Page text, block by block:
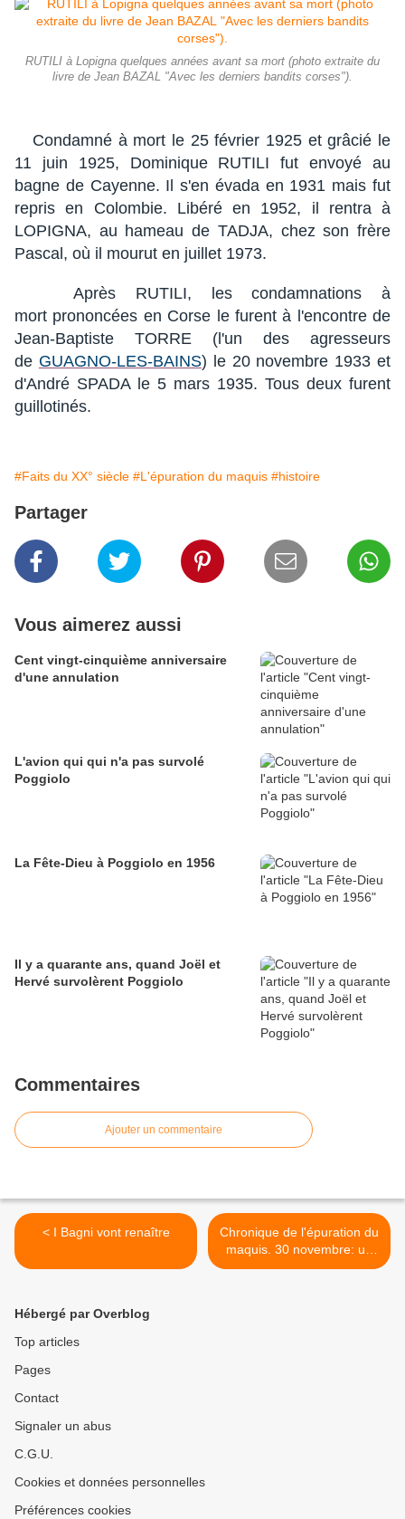
RUTILI à Lopigna quelques années avant sa mort (photo extraite du
livre de Jean BAZAL "Avec les derniers bandits corses").
Condamné à mort le 25 février 1925 et grâcié le
11 juin 1925, Dominique RUTILI fut envoyé au
bagne de Cayenne. Il s'en évada en 1931 mais fut
repris en Colombie. Libéré en 1952, il rentra à
LOPIGNA, au hameau de TADJA, chez son frère
Pascal, où il mourut en juillet 1973.
Après RUTILI, les condamnations à
mort prononcées en Corse le furent à l'encontre de
Jean-Baptiste TORRE (l'un des agresseurs
de GUAGNO-LES-BAINS) le 20 novembre 1933 et
d'André SPADA le 5 mars 1935. Tous deux furent
guillotinés.
#Faits du XX° siècle #L'épuration du maquis #histoire
Partager
Vous aimerez aussi
Cent vingt-cinquième anniversaire
d'une annulation
L'avion qui qui n'a pas survolé
Poggiolo
La Fête-Dieu à Poggiolo en 1956
Il y a quarante ans, quand Joël et
Hervé survolèrent Poggiolo
Commentaires
Ajouter un commentaire
< I Bagni vont renaître
Chronique de l'épuration du
maquis. 30 novembre: un
nouveau bateau et un
Hébergé par Overblog
Top articles
Pages
Contact
Signaler un abus
C.G.U.
Cookies et données personnelles
Préférences cookies